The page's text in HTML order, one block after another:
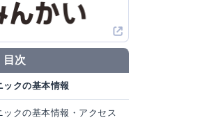
目次
ックの基本情報
クの基本情報・アクセス